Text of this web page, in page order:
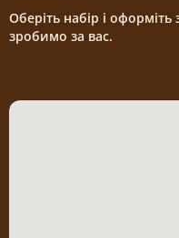
Оберіть набір і
зробимо за вас.